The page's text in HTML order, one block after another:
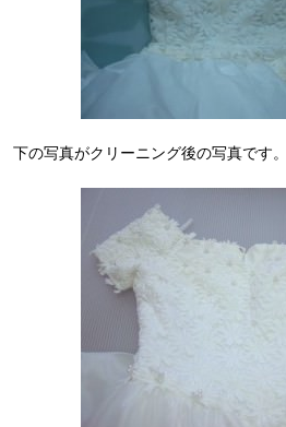
下の写真がクリーニング後の写真です。